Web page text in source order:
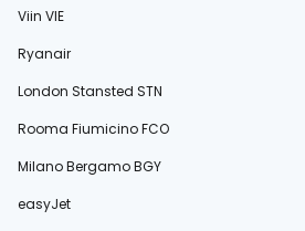
Viin VIE
Ryanair
London Stansted STN
Rooma Fiumicino FCO
Milano Bergamo BGY
easyJet